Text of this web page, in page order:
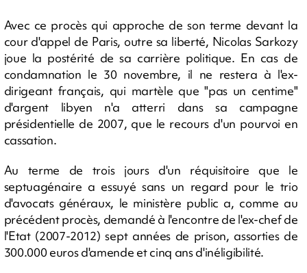
Avec ce procès qui approche de son terme devant la
cour d'appel de Paris, outre sa liberté, Nicolas Sarkozy
joue la postérité de sa carrière politique. En cas de
condamnation le 30 novembre, il ne restera à l'ex-
dirigeant français, qui martèle que "pas un centime"
d'argent libyen n'a atterri dans sa campagne
présidentielle de 2007, que le recours d'un pourvoi en
cassation.
Au terme de trois jours d'un réquisitoire que le
septuagénaire a essuyé sans un regard pour le trio
d'avocats généraux, le ministère public a, comme au
précédent procès, demandé à l'encontre de l'ex-chef de
l'Etat (2007-2012) sept années de prison, assorties de
300.000 euros d'amende et cinq ans d'inéligibilité.